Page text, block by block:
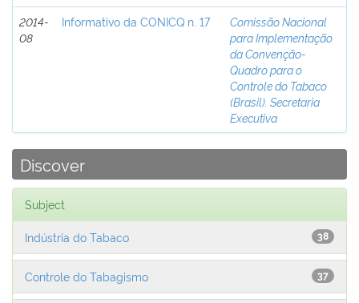
2014-
08
Informativo da CONICQ n. 17
Comissão Nacional
para Implementação
da Convenção-
Quadro para o
Controle do Tabaco
(Brasil). Secretaria
Executiva
Discover
Subject
38
Indústria do Tabaco
37
Controle do Tabagismo